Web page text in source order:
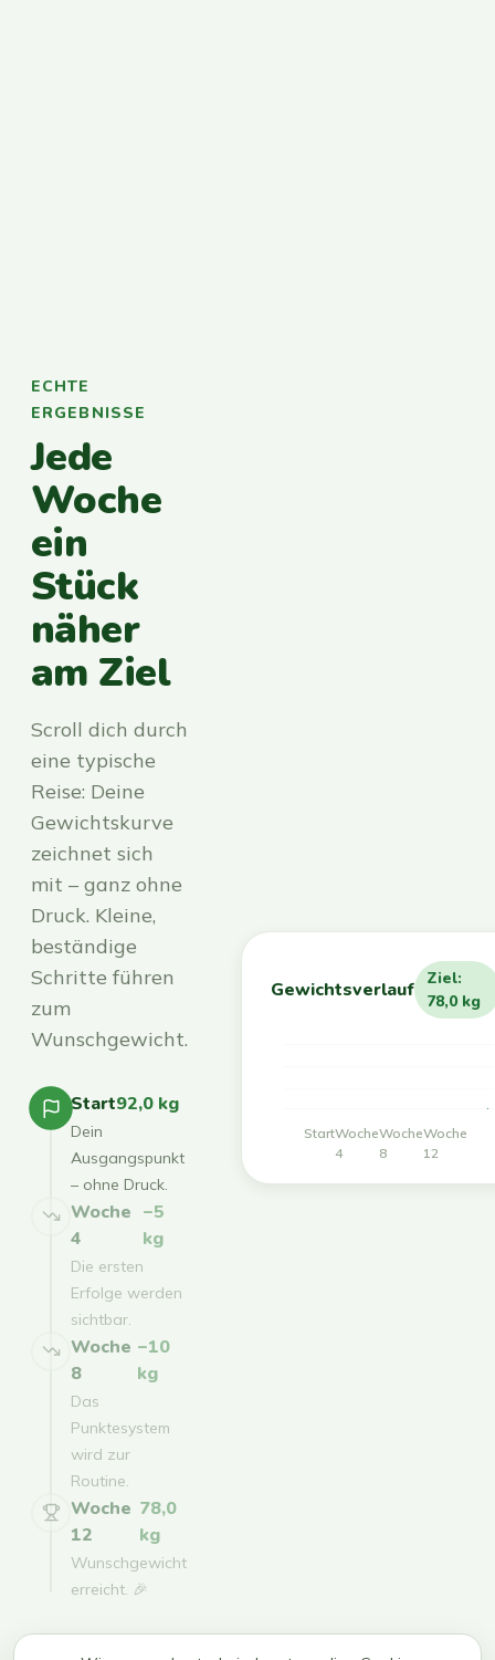
ECHTE
ERGEBNISSE
Jede
Woche
ein
Stück
näher
am Ziel
Scroll dich durch
eine typische
Reise: Deine
Gewichtskurve
zeichnet sich
mit – ganz ohne
Druck. Kleine,
beständige
Schritte führen
zum
Wunschgewicht.
Start92,0 kg
Dein
Ausgangspunkt
– ohne Druck.
Woche
4
−5
kg
Die ersten
Erfolge werden
sichtbar.
Woche
8
−10
kg
Das
Punktesystem
wird zur
Routine.
Woche
12
78,0
kg
Wunschgewicht
erreicht. 🎉
Gewichtsverlauf
Ziel:
78,0 kg
StartWoche
4
Woche
8
Woche
12